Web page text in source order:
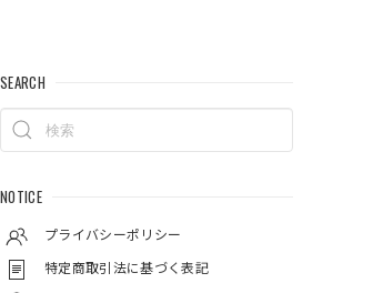
SEARCH
NOTICE
プライバシーポリシー
特定商取引法に基づく表記